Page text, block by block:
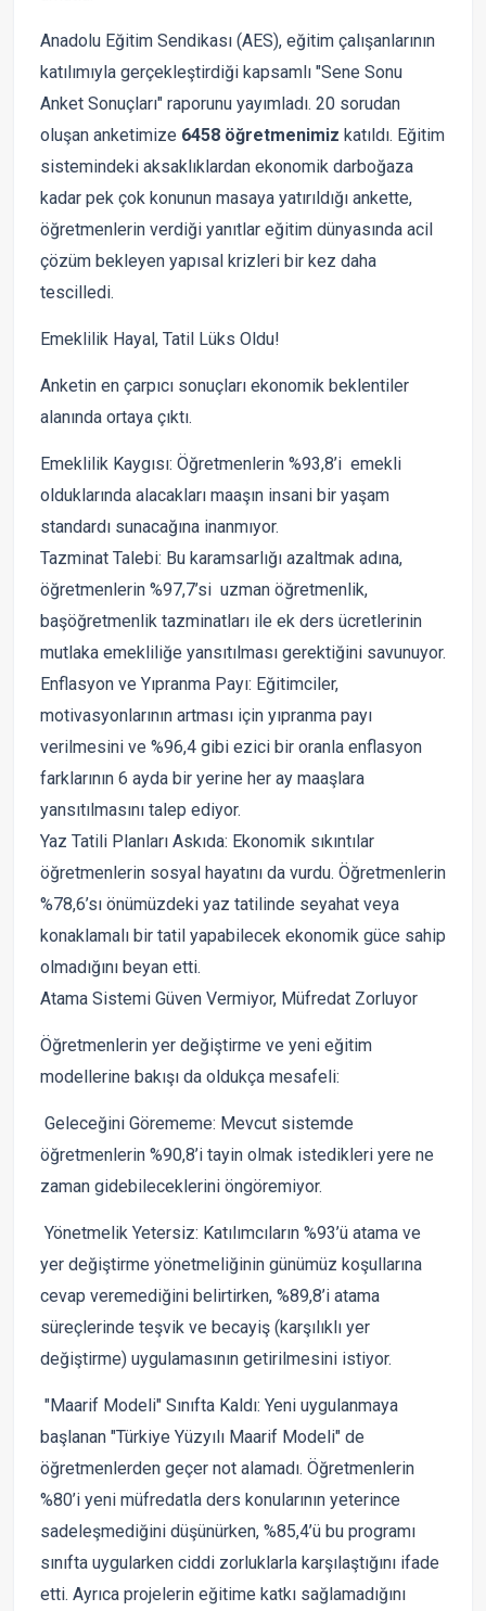
Anadolu Eğitim Sendikası (AES), eğitim çalışanlarının
katılımıyla gerçekleştirdiği kapsamlı "Sene Sonu
Anket Sonuçları" raporunu yayımladı. 20 sorudan
oluşan anketimize 6458 öğretmenimiz katıldı. Eğitim
sistemindeki aksaklıklardan ekonomik darboğaza
kadar pek çok konunun masaya yatırıldığı ankette,
öğretmenlerin verdiği yanıtlar eğitim dünyasında acil
çözüm bekleyen yapısal krizleri bir kez daha
tescilledi.
Emeklilik Hayal, Tatil Lüks Oldu!
Anketin en çarpıcı sonuçları ekonomik beklentiler
alanında ortaya çıktı.
Emeklilik Kaygısı: Öğretmenlerin %93,8’i emekli
olduklarında alacakları maaşın insani bir yaşam
standardı sunacağına inanmıyor.
Tazminat Talebi: Bu karamsarlığı azaltmak adına,
öğretmenlerin %97,7’si uzman öğretmenlik,
başöğretmenlik tazminatları ile ek ders ücretlerinin
mutlaka emekliliğe yansıtılması gerektiğini savunuyor.
Enflasyon ve Yıpranma Payı: Eğitimciler,
motivasyonlarının artması için yıpranma payı
verilmesini ve %96,4 gibi ezici bir oranla enflasyon
farklarının 6 ayda bir yerine her ay maaşlara
yansıtılmasını talep ediyor.
Yaz Tatili Planları Askıda: Ekonomik sıkıntılar
öğretmenlerin sosyal hayatını da vurdu. Öğretmenlerin
%78,6’sı önümüzdeki yaz tatilinde seyahat veya
konaklamalı bir tatil yapabilecek ekonomik güce sahip
olmadığını beyan etti.
Atama Sistemi Güven Vermiyor, Müfredat Zorluyor
Öğretmenlerin yer değiştirme ve yeni eğitim
modellerine bakışı da oldukça mesafeli:
Geleceğini Görememe: Mevcut sistemde
öğretmenlerin %90,8’i tayin olmak istedikleri yere ne
zaman gidebileceklerini öngöremiyor.
Yönetmelik Yetersiz: Katılımcıların %93’ü atama ve
yer değiştirme yönetmeliğinin günümüz koşullarına
cevap veremediğini belirtirken, %89,8’i atama
süreçlerinde teşvik ve becayiş (karşılıklı yer
değiştirme) uygulamasının getirilmesini istiyor.
"Maarif Modeli" Sınıfta Kaldı: Yeni uygulanmaya
başlanan "Türkiye Yüzyılı Maarif Modeli" de
öğretmenlerden geçer not alamadı. Öğretmenlerin
%80’i yeni müfredatla ders konularının yeterince
sadeleşmediğini düşünürken, %85,4’ü bu programı
sınıfta uygularken ciddi zorluklarla karşılaştığını ifade
etti. Ayrıca projelerin eğitime katkı sağlamadığını